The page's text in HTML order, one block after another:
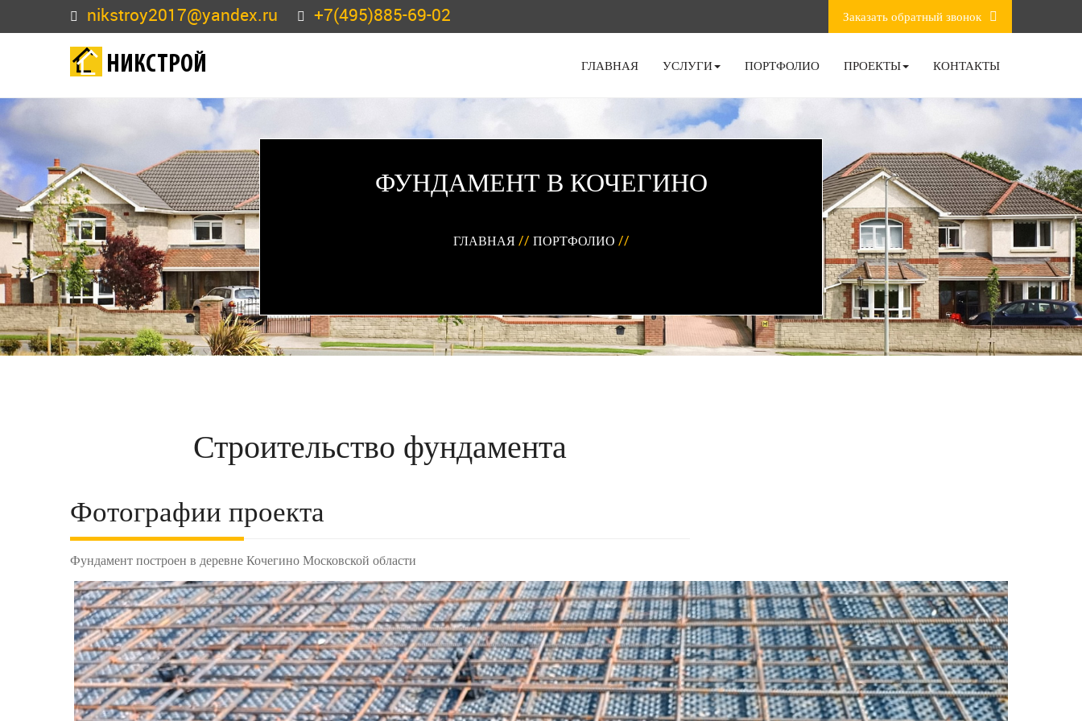
nikstroy2017@yandex.ru +7(495)885-69-02 Заказать обратный звонок
НИКСТРОЙ ГЛАВНАЯ УСЛУГИ ПОРТФОЛИО ПРОЕКТЫ КОНТАКТЫ
ФУНДАМЕНТ В КОЧЕГИНО
ГЛАВНАЯ // ПОРТФОЛИО //
Строительство фундамента
Фотографии проекта
Фундамент построен в деревне Кочегино Московской области